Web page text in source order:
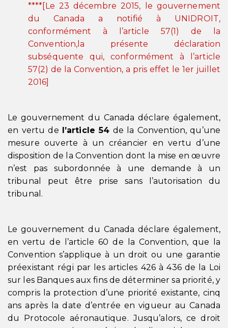
****[Le 23 décembre 2015, le gouvernement
du Canada a notifié à UNIDROIT,
conformément à l’article 57(1) de la
Convention,la présente déclaration
subséquente qui, conformément à l’article
57(2) de la Convention, a pris effet le 1er juillet
2016]
Le gouvernement du Canada déclare également,
en vertu de l’article 54 de la Convention, qu’une
mesure ouverte à un créancier en vertu d’une
disposition de la Convention dont la mise en œuvre
n’est pas subordonnée à une demande à un
tribunal peut être prise sans l’autorisation du
tribunal.
Le gouvernement du Canada déclare également,
en vertu de l’article 60 de la Convention, que la
Convention s’applique à un droit ou une garantie
préexistant régi par les articles 426 à 436 de la Loi
sur les Banques aux fins de déterminer sa priorité, y
compris la protection d’une priorité existante, cinq
ans après la date d’entrée en vigueur au Canada
du Protocole aéronautique. Jusqu’alors, ce droit